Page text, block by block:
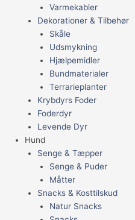
Varmekabler
Dekorationer & Tilbehør
Skåle
Udsmykning
Hjælpemidler
Bundmaterialer
Terrarieplanter
Krybdyrs Foder
Foderdyr
Levende Dyr
Hund
Senge & Tæpper
Senge & Puder
Måtter
Snacks & Kosttilskud
Natur Snacks